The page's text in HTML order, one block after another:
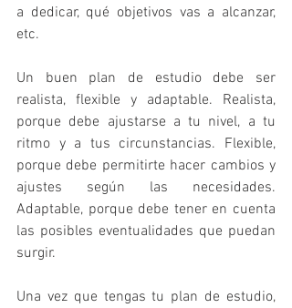
a dedicar, qué objetivos vas a alcanzar,
etc.
Un buen plan de estudio debe ser
realista, flexible y adaptable. Realista,
porque debe ajustarse a tu nivel, a tu
ritmo y a tus circunstancias. Flexible,
porque debe permitirte hacer cambios y
ajustes según las necesidades.
Adaptable, porque debe tener en cuenta
las posibles eventualidades que puedan
surgir.
Una vez que tengas tu plan de estudio,